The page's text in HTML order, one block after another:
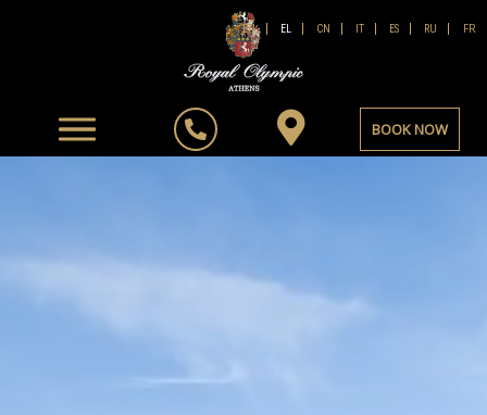
EN EL CN IT ES RU FR
BOOK NOW